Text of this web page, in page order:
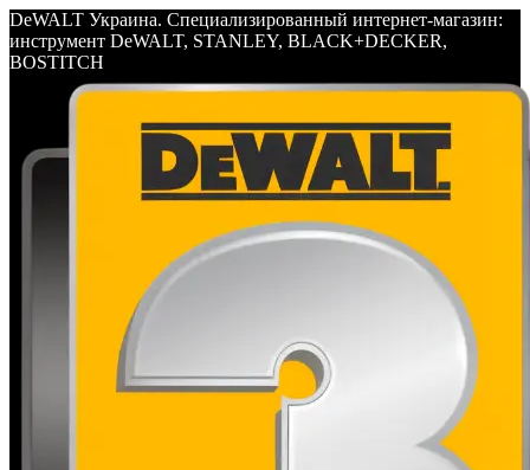
DeWALT Украина. Специализированный интернет-магазин:
инструмент DeWALT, STANLEY, BLACK+DECKER,
BOSTITCH